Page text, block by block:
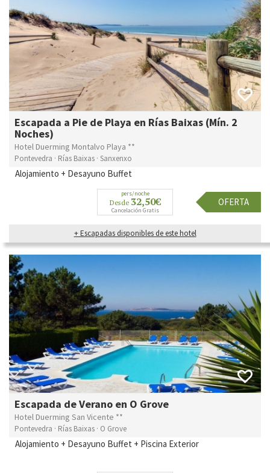
Escapada a Pie de Playa en Rías Baixas (Mín. 2
Noches)
Hotel Duerming Montalvo Playa **
Pontevedra · Rías Baixas · Sanxenxo
Alojamiento + Desayuno Buffet
pers/noche
Desde 32,50€
Cancelación Gratis
OFERTA
+ Escapadas disponibles de este hotel
Escapada de Verano en O Grove
Hotel Duerming San Vicente **
Pontevedra · Rías Baixas · O Grove
Alojamiento + Desayuno Buffet + Piscina Exterior